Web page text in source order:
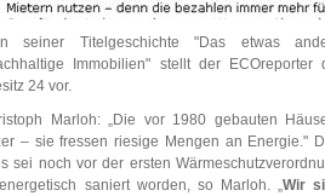
seiner Titelgeschichte "Das etwas
Immobilien" stellt der ECOreporter
24 vor.
Marloh: „Die vor 1980 gebauten
– sie fressen riesige Mengen an Energie."
sei noch vor der ersten
saniert worden, so Marloh. „Wir